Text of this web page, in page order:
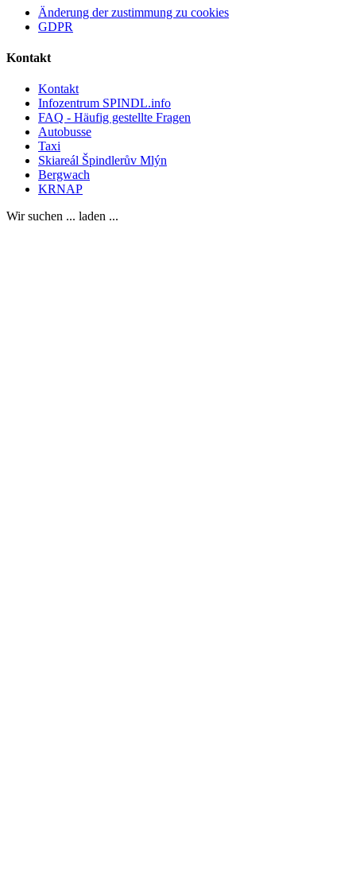
Änderung der zustimmung zu cookies
GDPR
Kontakt
Kontakt
Infozentrum SPINDL.info
FAQ - Häufig gestellte Fragen
Autobusse
Taxi
Skiareál Špindlerův Mlýn
Bergwach
KRNAP
Wir suchen ... laden ...